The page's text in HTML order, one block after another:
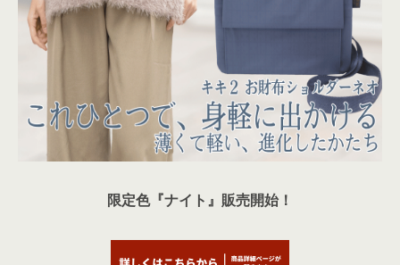
限定色『ナイト』販売開始！